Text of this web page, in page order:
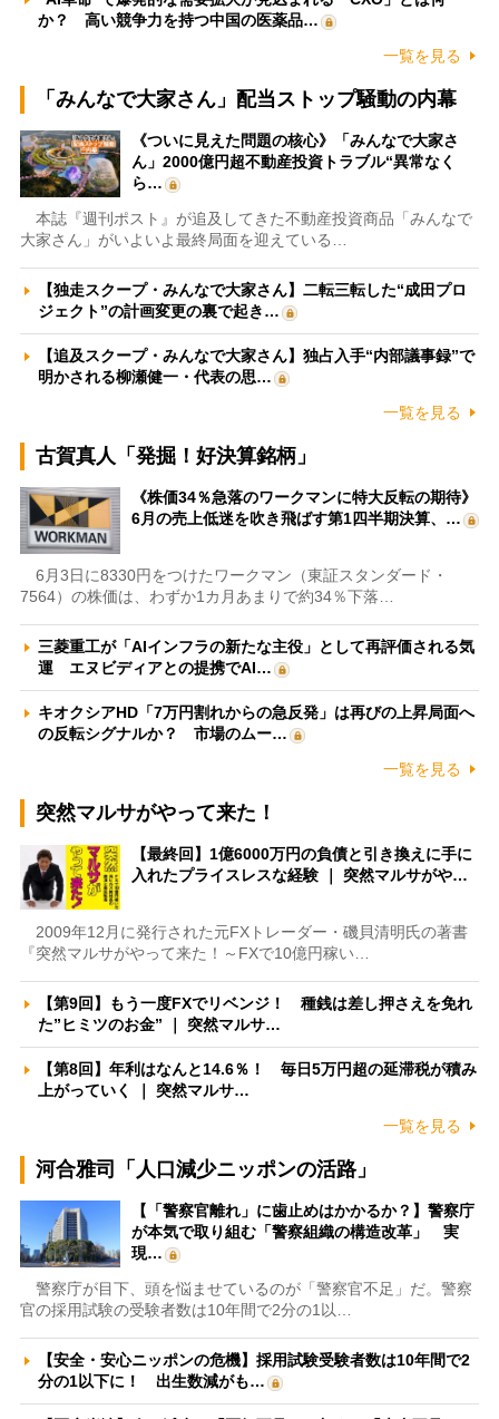
か？ 高い競争力を持つ中国の医薬品…
一覧を見る
「みんなで大家さん」配当ストップ騒動の内幕
《ついに見えた問題の核心》「みんなで大家さ
ん」2000億円超不動産投資トラブル“異常なく
ら…
本誌『週刊ポスト』が追及してきた不動産投資商品「みんなで
大家さん」がいよいよ最終局面を迎えている…
【独走スクープ・みんなで大家さん】二転三転した“成田プロ
ジェクト”の計画変更の裏で起き…
【追及スクープ・みんなで大家さん】独占入手“内部議事録”で
明かされる柳瀬健一・代表の思…
一覧を見る
古賀真人「発掘！好決算銘柄」
《株価34％急落のワークマンに特大反転の期待》
6月の売上低迷を吹き飛ばす第1四半期決算、…
6月3日に8330円をつけたワークマン（東証スタンダード・
7564）の株価は、わずか1カ月あまりで約34％下落…
三菱重工が「AIインフラの新たな主役」として再評価される気
運 エヌビディアとの提携でAI…
キオクシアHD「7万円割れからの急反発」は再びの上昇局面へ
の反転シグナルか？ 市場のムー…
一覧を見る
突然マルサがやって来た！
【最終回】1億6000万円の負債と引き換えに手に
入れたプライスレスな経験 ｜ 突然マルサがや…
2009年12月に発行された元FXトレーダー・磯貝清明氏の著書
『突然マルサがやって来た！～FXで10億円稼い…
【第9回】もう一度FXでリベンジ！ 種銭は差し押さえを免れ
た”ヒミツのお金” ｜ 突然マルサ…
【第8回】年利はなんと14.6％！ 毎日5万円超の延滞税が積み
上がっていく ｜ 突然マルサ…
一覧を見る
河合雅司「人口減少ニッポンの活路」
【「警察官離れ」に歯止めはかかるか？】警察庁
が本気で取り組む「警察組織の構造改革」 実
現…
警察庁が目下、頭を悩ませているのが「警察官不足」だ。警察
官の採用試験の受験者数は10年間で2分の1以…
【安全・安心ニッポンの危機】採用試験受験者数は10年間で2
分の1以下に！ 出生数減がも…